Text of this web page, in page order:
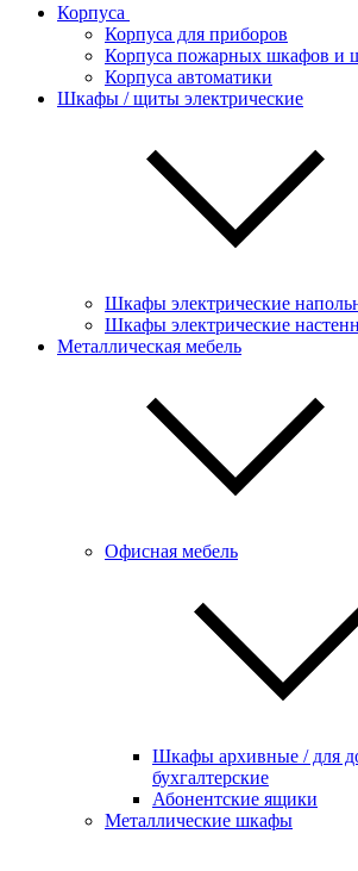
Корпуса
Корпуса для приборов
Корпуса пожарных шкафов и
Корпуса автоматики
Шкафы / щиты электрические
Шкафы электрические
Шкафы электрические
Металлическая мебель
Офисная мебель
Шкафы архивные / для
бухгалтерские
Абонентские ящики
Металлические шкафы